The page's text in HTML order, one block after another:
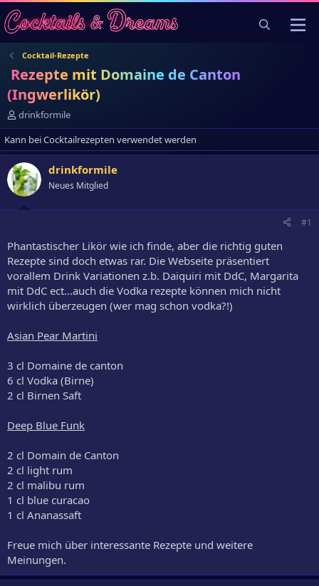
Cocktail-Rezepte
Rezepte mit Domaine de Canton
(Ingwerlikör)
E
r
s
t
e
l
l
e
drinkformile
Kann bei Cocktailrezepten verwendet werden
drinkformile
Neues Mitglied
#1
Phantastischer Likör wie ich finde, aber die richtig guten
Rezepte sind doch etwas rar. Die Webseite präsentiert
vorallem Drink Variationen z.b. Daiquiri mit DdC, Margarita
mit DdC ect...auch die Vodka rezepte können mich nicht
wirklich überzeugen (wer mag schon vodka?!)
Asian Pear Martini
3 cl Domaine de canton
6 cl Vodka (Birne)
2 cl Birnen Saft
Deep Blue Funk
2 cl Domain de Canton
2 cl light rum
2 cl malibu rum
1 cl blue curacao
1 cl Ananassaft
Freue mich über interessante Rezepte und weitere
Meinungen.